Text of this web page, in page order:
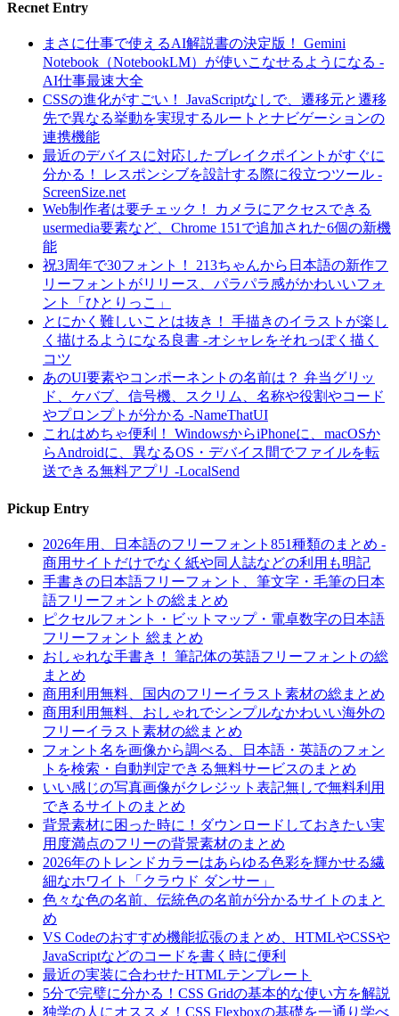
Recnet Entry
まさに仕事で使えるAI解説書の決定版！ Gemini
Notebook（NotebookLM）が使いこなせるようになる -
AI仕事最速大全
CSSの進化がすごい！ JavaScriptなしで、遷移元と遷移
先で異なる挙動を実現するルートとナビゲーションの
連携機能
最近のデバイスに対応したブレイクポイントがすぐに
分かる！ レスポンシブを設計する際に役立つツール -
ScreenSize.net
Web制作者は要チェック！ カメラにアクセスできる
usermedia要素など、Chrome 151で追加された6個の新機
能
祝3周年で30フォント！ 213ちゃんから日本語の新作フ
リーフォントがリリース、パラパラ感がかわいいフォ
ント「ひとりっこ」
とにかく難しいことは抜き！ 手描きのイラストが楽し
く描けるようになる良書 -オシャレをそれっぽく描く
コツ
あのUI要素やコンポーネントの名前は？ 弁当グリッ
ド、ケバブ、信号機、スクリム、名称や役割やコード
やプロンプトが分かる -NameThatUI
これはめちゃ便利！ WindowsからiPhoneに、macOSか
らAndroidに、異なるOS・デバイス間でファイルを転
送できる無料アプリ -LocalSend
Pickup Entry
2026年用、日本語のフリーフォント851種類のまとめ -
商用サイトだけでなく紙や同人誌などの利用も明記
手書きの日本語フリーフォント、筆文字・毛筆の日本
語フリーフォントの総まとめ
ピクセルフォント・ビットマップ・電卓数字の日本語
フリーフォント 総まとめ
おしゃれな手書き！ 筆記体の英語フリーフォントの総
まとめ
商用利用無料、国内のフリーイラスト素材の総まとめ
商用利用無料、おしゃれでシンプルなかわいい海外の
フリーイラスト素材の総まとめ
フォント名を画像から調べる、日本語・英語のフォン
トを検索・自動判定できる無料サービスのまとめ
いい感じの写真画像がクレジット表記無しで無料利用
できるサイトのまとめ
背景素材に困った時に！ダウンロードしておきたい実
用度満点のフリーの背景素材のまとめ
2026年のトレンドカラーはあらゆる色彩を輝かせる繊
細なホワイト「クラウド ダンサー」
色々な色の名前、伝統色の名前が分かるサイトのまと
め
VS Codeのおすすめ機能拡張のまとめ、HTMLやCSSや
JavaScriptなどのコードを書く時に便利
最近の実装に合わせたHTMLテンプレート
5分で完璧に分かる！CSS Gridの基本的な使い方を解説
独学の人にオススメ！CSS Flexboxの基礎を一通り学べ